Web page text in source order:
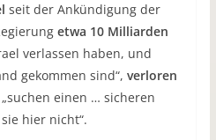
seit der Ankündigung der
etwa 10 Milliarden
verlassen haben, und
gekommen sind“, verloren
einen … sicheren
hier nicht“.